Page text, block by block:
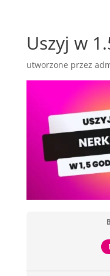
Uszyj w
utworzone przez